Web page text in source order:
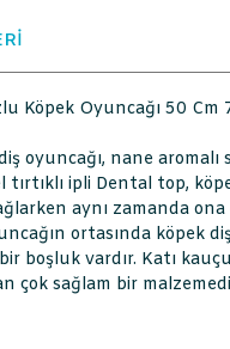
Köpek Oyuncağı 50 Cm
oyuncağı, nane
tırtıklı ipli Dental top,
aynı zamanda
ortasında köpek
boşluk vardır. Katı
çok sağlam bir